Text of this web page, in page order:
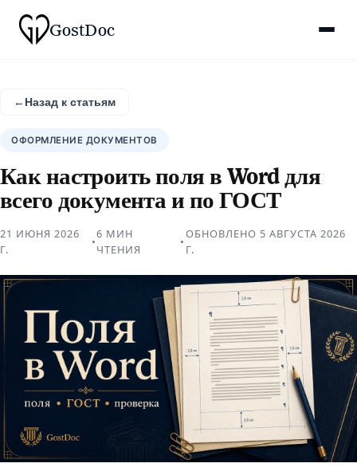
GostDoc
←Назад к статьям
ОФОРМЛЕНИЕ ДОКУМЕНТОВ
Как настроить поля в Word для
всего документа и по ГОСТ
21 ИЮНЯ 2026
Г.
•
6 МИН
ЧТЕНИЯ
•
ОБНОВЛЕНО 5 АВГУСТА 2026
Г.